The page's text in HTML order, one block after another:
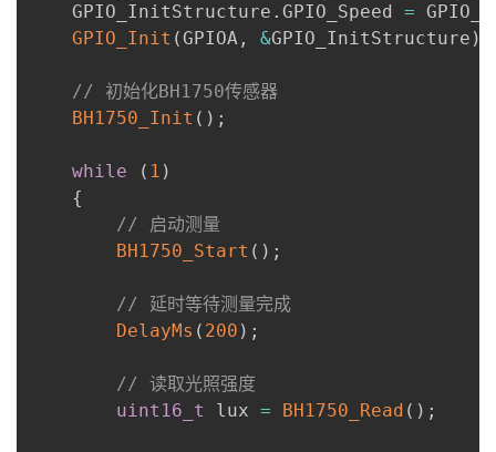
    GPIO_InitStructure
. GPIO_Speed =
GPIO_Init (GPIOA , &GPIO_InitStructure )
// 初始化BH1750传感器
BH1750_Init ( ) ;
while
( 1 )
{
// 启动测量
BH1750_Start ( ) ;
// 延时等待测量完成
DelayMs ( 200 ) ;
// 读取光照强度
uint16_t
lux = BH1750_Read ( ) ;